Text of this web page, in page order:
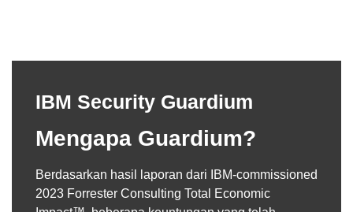
IBM Security Guardium
Mengapa Guardium?
Berdasarkan hasil laporan dari IBM-commissioned
2023 Forrester Consulting Total Economic